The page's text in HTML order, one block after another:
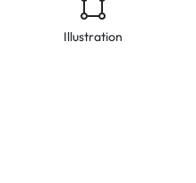
Illustration